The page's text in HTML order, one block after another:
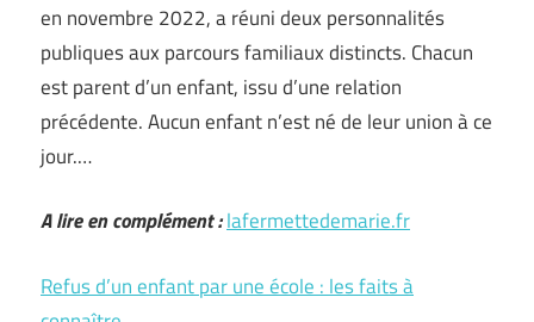
en novembre 2022, a réuni deux personnalités
publiques aux parcours familiaux distincts. Chacun
est parent d’un enfant, issu d’une relation
précédente. Aucun enfant n’est né de leur union à ce
jour.…
A lire en complément :lafermettedemarie.fr
Refus d’un enfant par une école : les faits à